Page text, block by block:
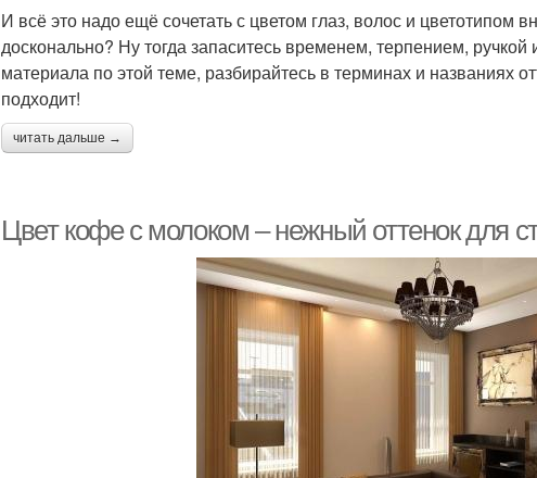
И всё это надо ещё сочетать с цветом глаз, волос и цветотипом
досконально? Ну тогда запаситесь временем, терпением, ручкой
материала по этой теме, разбирайтесь в терминах и названиях
подходит!
читать дальше →
Цвет кофе с молоком – нежный оттенок для